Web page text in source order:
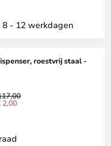
8 - 12 werkdagen
roestvrij staal -
2,00